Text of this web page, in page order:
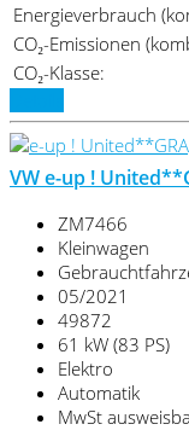
Energieverbrauch
CO₂-Emissionen
CO₂-Klasse:
VW e-up !
ZM7466
Kleinwagen
05/2021
49872
61 kW (83 PS)
Elektro
Automatik
MwSt